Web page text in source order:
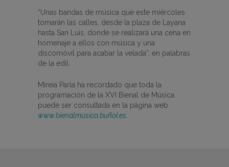
“Unas bandas de música que este miércoles
tomarán las calles, desde la plaza de Layana
hasta San Luis, donde se realizará una cena en
homenaje a ellos con música y una
discomóvil para acabar la velada”, en palabras
de la edil.
Mireia Parla ha recordado que toda la
programación de la XVI Bienal de Música
puede ser consultada en la página web
www.bienalmusica.buñol.es.